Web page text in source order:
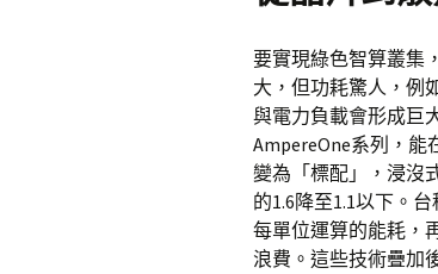
要實現綠色智算叢集
大，但功耗驚人，例
與電力負載會形成巨
AmpereOne系列，能
變為「標配」，浸沒
的1.6降至1.1以下。
每單位運算的能耗，
浪費。這些技術疊加